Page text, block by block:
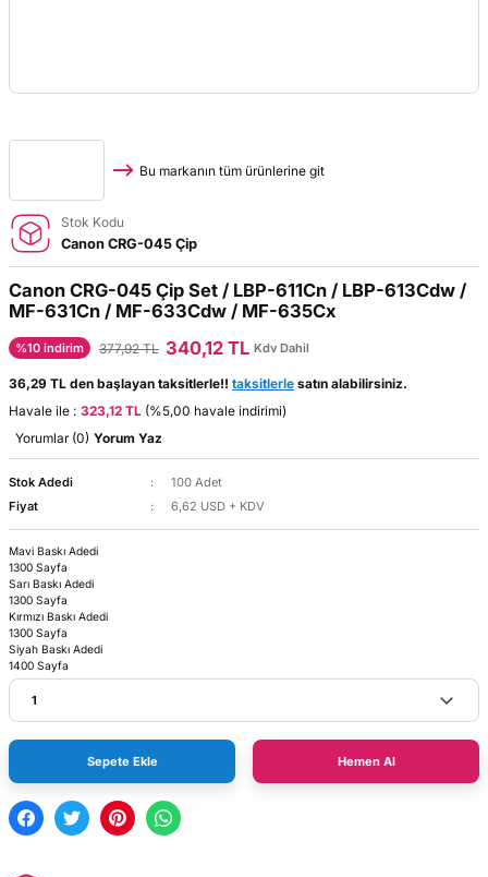
Bu markanın tüm ürünlerine git
Stok Kodu
Canon CRG-045 Çip
Canon CRG-045 Çip Set / LBP-611Cn / LBP-613Cdw /
MF-631Cn / MF-633Cdw / MF-635Cx
%10 indirim 377,92 TL 340,12 TL Kdv Dahil
36,29 TL den başlayan taksitlerle!! taksitlerle satın alabilirsiniz.
Havale ile : 323,12 TL (%5,00 havale indirimi)
Yorumlar (0) Yorum Yaz
Stok Adedi
100 Adet
Fiyat
6,62 USD + KDV
Mavi Baskı Adedi
1300 Sayfa
Sarı Baskı Adedi
1300 Sayfa
Kırmızı Baskı Adedi
1300 Sayfa
Siyah Baskı Adedi
1400 Sayfa
Sepete Ekle Hemen Al